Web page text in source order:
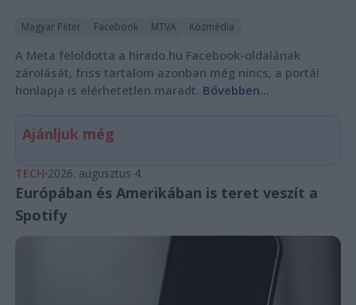
Magyar Péter Facebook MTVA Közmédia
A Meta feloldotta a hirado.hu Facebook-oldalának
zárolását, friss tartalom azonban még nincs, a portál
honlapja is elérhetetlen maradt. Bővebben...
Ajánljuk még
TECH 2026. augusztus 4.
Európában és Amerikában is teret veszít a
Spotify